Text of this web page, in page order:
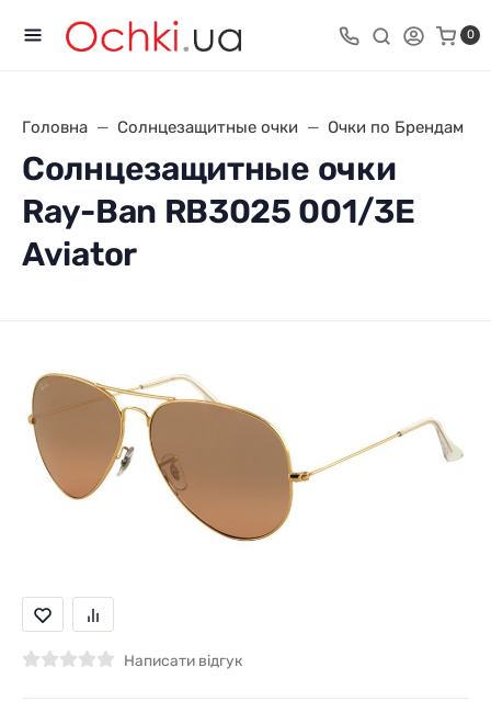
0
Головна Солнцезащитные очки Очки по Брендам
Солнцезащитные очки
Ray-Ban RB3025 001/3E
Aviator
Написати відгук